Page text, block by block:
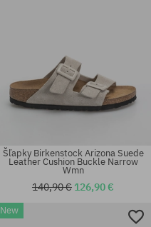
Dostupné veľkosti:
Šľapky Birkenstock Arizona Suede
Leather Cushion Buckle Narrow
Wmn
140,90 € 126,90 €
New